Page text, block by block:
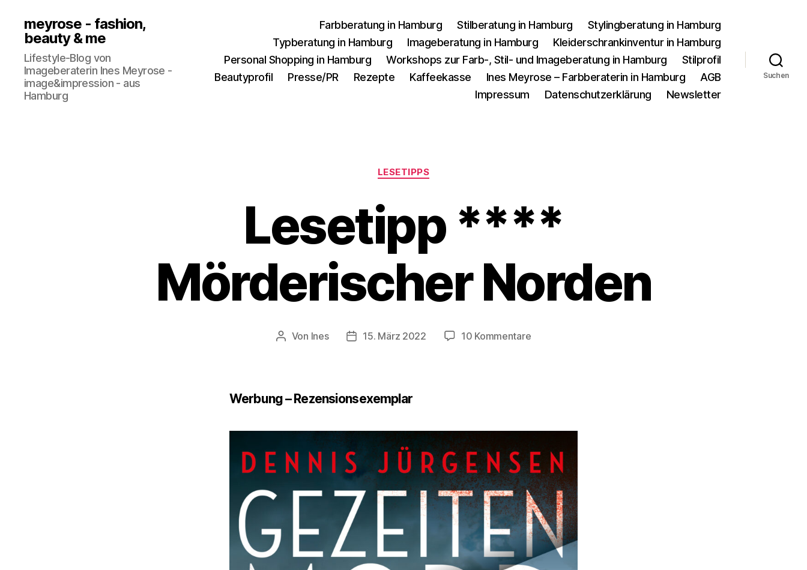
meyrose - fashion,
beauty & me
Lifestyle-Blog von
Imageberaterin Ines Meyrose -
image&impression - aus
Hamburg
Farbberatung in Hamburg Stilberatung in Hamburg
Stylingberatung in Hamburg
Typberatung in Hamburg
Imageberatung in Hamburg
Kleiderschrankinventur in Hamburg
Personal Shopping in Hamburg
Workshops zur Farb-, Stil- und Imageberatung in Hamburg
Stilprofil
Beautyprofil
Presse/PR Rezepte Kaffeekasse Ines Meyrose – Farbberaterin in Hamburg
AGB
Impressum
Datenschutzerklärung Newsletter
Suchen
Kategorien
LESETIPPS
Lesetipp ****
Mörderischer Norden
Beitragsautor
Von Ines Veröffentlichungsdatum
15. März 2022 10 Kommentarezu
Werbung – Rezensionsexemplar